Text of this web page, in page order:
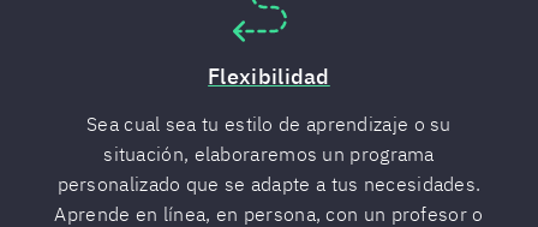
Flexibilidad
Sea cual sea tu estilo de aprendizaje o su
situación, elaboraremos un programa
personalizado que se adapte a tus necesidades.
Aprende en línea, en persona, con un profesor o